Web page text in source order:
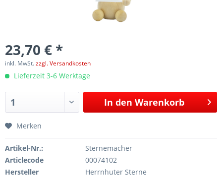
23,70 € *
inkl. MwSt.zzgl. Versandkosten
Lieferzeit 3-6 Werktage
In den Warenkorb
Merken
Artikel-Nr.:
Sternemacher
Articlecode
00074102
Hersteller
Herrnhuter Sterne